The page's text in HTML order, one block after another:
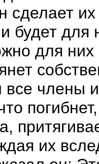
сделает
будет для
для
члены
их